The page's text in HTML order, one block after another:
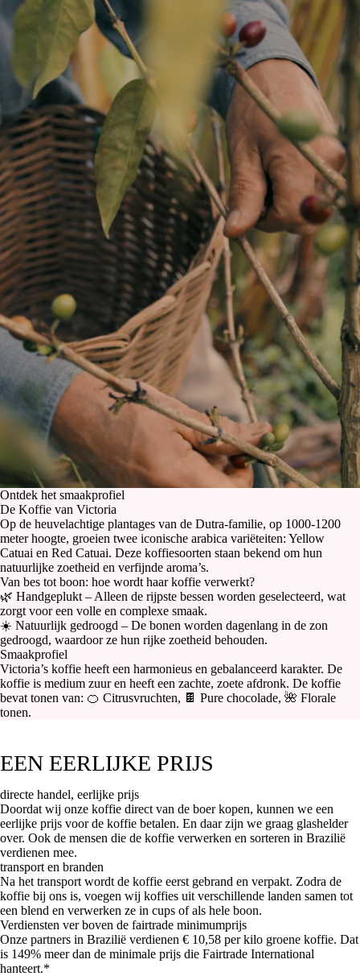
Ontdek het smaakprofiel
De Koffie van Victoria
Op de heuvelachtige plantages van de Dutra-familie, op 1000-1200
meter hoogte, groeien twee iconische arabica variëteiten: Yellow
Catuai en Red Catuai. Deze koffiesoorten staan bekend om hun
natuurlijke zoetheid en verfijnde aroma’s.
Van bes tot boon: hoe wordt haar koffie verwerkt?
🌿 Handgeplukt – Alleen de rijpste bessen worden geselecteerd, wat
zorgt voor een volle en complexe smaak.
☀️ Natuurlijk gedroogd – De bonen worden dagenlang in de zon
gedroogd, waardoor ze hun rijke zoetheid behouden.
Smaakprofiel
Victoria’s koffie heeft een harmonieus en gebalanceerd karakter. De
koffie is medium zuur en heeft een zachte, zoete afdronk. De koffie
bevat tonen van: 🍊 Citrusvruchten, 🍫 Pure chocolade, 🌺 Florale
tonen.
EEN EERLIJKE PRIJS
directe handel, eerlijke prijs
Doordat wij onze koffie direct van de boer kopen, kunnen we een
eerlijke prijs voor de koffie betalen. En daar zijn we graag glashelder
over. Ook de mensen die de koffie verwerken en sorteren in Brazilië
verdienen mee.
transport en branden
Na het transport wordt de koffie eerst gebrand en verpakt. Zodra de
koffie bij ons is, voegen wij koffies uit verschillende landen samen tot
een blend en verwerken ze in cups of als hele boon.
Verdiensten ver boven de fairtrade minimumprijs
Onze partners in Brazilië verdienen € 10,58 per kilo groene koffie. Dat
is 149% meer dan de minimale prijs die Fairtrade International
hanteert.*